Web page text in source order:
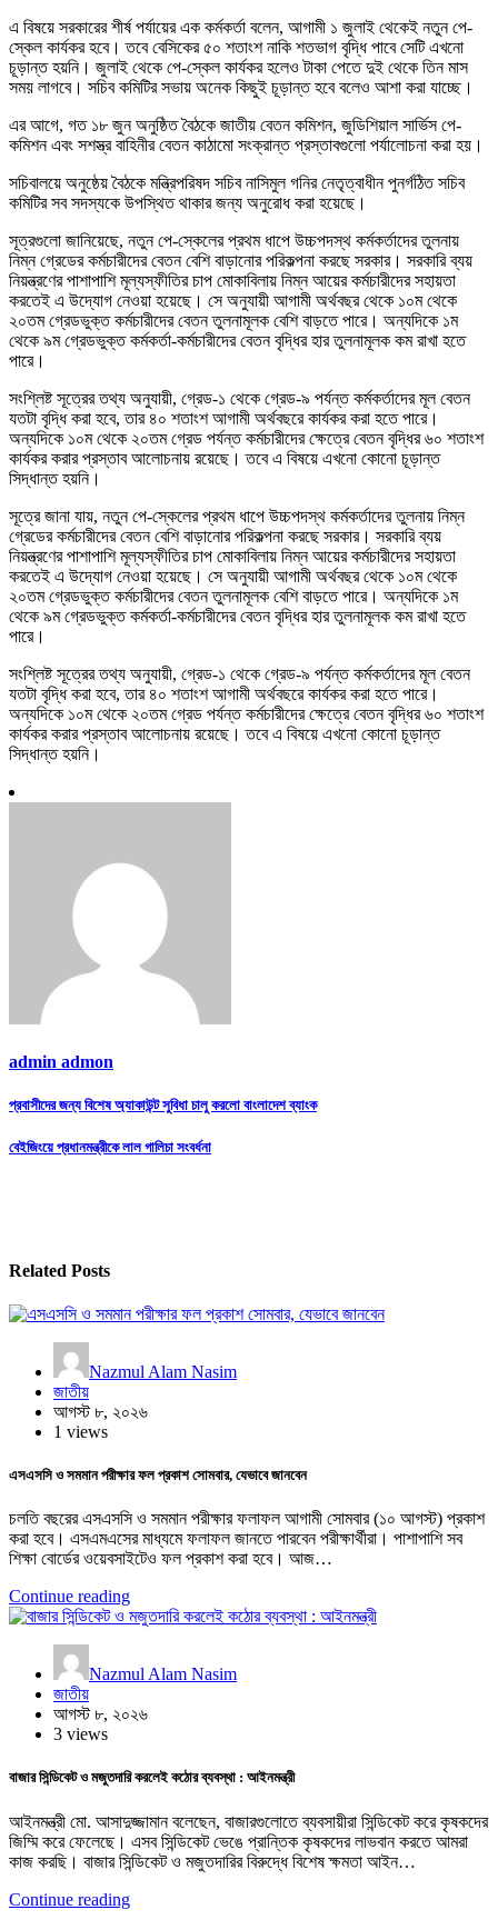
এ বিষয়ে সরকারের শীর্ষ পর্যায়ের এক কর্মকর্তা বলেন, আগামী ১ জুলাই থেকেই নতুন পে-
স্কেল কার্যকর হবে। তবে বেসিকের ৫০ শতাংশ নাকি শতভাগ বৃদ্ধি পাবে সেটি এখনো
চূড়ান্ত হয়নি। জুলাই থেকে পে-স্কেল কার্যকর হলেও টাকা পেতে দুই থেকে তিন মাস
সময় লাগবে। সচিব কমিটির সভায় অনেক কিছুই চূড়ান্ত হবে বলেও আশা করা যাচ্ছে।
এর আগে, গত ১৮ জুন অনুষ্ঠিত বৈঠকে জাতীয় বেতন কমিশন, জুডিশিয়াল সার্ভিস পে-
কমিশন এবং সশস্ত্র বাহিনীর বেতন কাঠামো সংক্রান্ত প্রস্তাবগুলো পর্যালোচনা করা হয়।
সচিবালয়ে অনুষ্ঠেয় বৈঠকে মন্ত্রিপরিষদ সচিব নাসিমুল গনির নেতৃত্বাধীন পুনর্গঠিত সচিব
কমিটির সব সদস্যকে উপস্থিত থাকার জন্য অনুরোধ করা হয়েছে।
সূত্রগুলো জানিয়েছে, নতুন পে-স্কেলের প্রথম ধাপে উচ্চপদস্থ কর্মকর্তাদের তুলনায়
নিম্ন গ্রেডের কর্মচারীদের বেতন বেশি বাড়ানোর পরিকল্পনা করছে সরকার। সরকারি ব্যয়
নিয়ন্ত্রণের পাশাপাশি মূল্যস্ফীতির চাপ মোকাবিলায় নিম্ন আয়ের কর্মচারীদের সহায়তা
করতেই এ উদ্যোগ নেওয়া হয়েছে। সে অনুযায়ী আগামী অর্থবছর থেকে ১০ম থেকে
২০তম গ্রেডভুক্ত কর্মচারীদের বেতন তুলনামূলক বেশি বাড়তে পারে। অন্যদিকে ১ম
থেকে ৯ম গ্রেডভুক্ত কর্মকর্তা-কর্মচারীদের বেতন বৃদ্ধির হার তুলনামূলক কম রাখা হতে
পারে।
সংশ্লিষ্ট সূত্রের তথ্য অনুযায়ী, গ্রেড-১ থেকে গ্রেড-৯ পর্যন্ত কর্মকর্তাদের মূল বেতন
যতটা বৃদ্ধি করা হবে, তার ৪০ শতাংশ আগামী অর্থবছরে কার্যকর করা হতে পারে।
অন্যদিকে ১০ম থেকে ২০তম গ্রেড পর্যন্ত কর্মচারীদের ক্ষেত্রে বেতন বৃদ্ধির ৬০ শতাংশ
কার্যকর করার প্রস্তাব আলোচনায় রয়েছে। তবে এ বিষয়ে এখনো কোনো চূড়ান্ত
সিদ্ধান্ত হয়নি।
সূত্রে জানা যায়, নতুন পে-স্কেলের প্রথম ধাপে উচ্চপদস্থ কর্মকর্তাদের তুলনায় নিম্ন
গ্রেডের কর্মচারীদের বেতন বেশি বাড়ানোর পরিকল্পনা করছে সরকার। সরকারি ব্যয়
নিয়ন্ত্রণের পাশাপাশি মূল্যস্ফীতির চাপ মোকাবিলায় নিম্ন আয়ের কর্মচারীদের সহায়তা
করতেই এ উদ্যোগ নেওয়া হয়েছে। সে অনুযায়ী আগামী অর্থবছর থেকে ১০ম থেকে
২০তম গ্রেডভুক্ত কর্মচারীদের বেতন তুলনামূলক বেশি বাড়তে পারে। অন্যদিকে ১ম
থেকে ৯ম গ্রেডভুক্ত কর্মকর্তা-কর্মচারীদের বেতন বৃদ্ধির হার তুলনামূলক কম রাখা হতে
পারে।
সংশ্লিষ্ট সূত্রের তথ্য অনুযায়ী, গ্রেড-১ থেকে গ্রেড-৯ পর্যন্ত কর্মকর্তাদের মূল বেতন
যতটা বৃদ্ধি করা হবে, তার ৪০ শতাংশ আগামী অর্থবছরে কার্যকর করা হতে পারে।
অন্যদিকে ১০ম থেকে ২০তম গ্রেড পর্যন্ত কর্মচারীদের ক্ষেত্রে বেতন বৃদ্ধির ৬০ শতাংশ
কার্যকর করার প্রস্তাব আলোচনায় রয়েছে। তবে এ বিষয়ে এখনো কোনো চূড়ান্ত
সিদ্ধান্ত হয়নি।
admin admon
Post
navigation
প্রবাসীদের জন্য বিশেষ অ্যাকাউন্ট সুবিধা চালু করলো বাংলাদেশ ব্যাংক
বেইজিংয়ে প্রধানমন্ত্রীকে লাল গালিচা সংবর্ধনা
Related Posts
Nazmul Alam Nasim
জাতীয়
আগস্ট ৮, ২০২৬
1 views
এসএসসি ও সমমান পরীক্ষার ফল প্রকাশ সোমবার, যেভাবে জানবেন
চলতি বছরের এসএসসি ও সমমান পরীক্ষার ফলাফল আগামী সোমবার (১০ আগস্ট) প্রকাশ
করা হবে। এসএমএসের মাধ্যমে ফলাফল জানতে পারবেন পরীক্ষার্থীরা। পাশাপাশি সব
শিক্ষা বোর্ডের ওয়েবসাইটেও ফল প্রকাশ করা হবে। আজ…
Continue reading
Nazmul Alam Nasim
জাতীয়
আগস্ট ৮, ২০২৬
3 views
বাজার সিন্ডিকেট ও মজুতদারি করলেই কঠোর ব্যবস্থা : আইনমন্ত্রী
আইনমন্ত্রী মো. আসাদুজ্জামান বলেছেন, বাজারগুলোতে ব্যবসায়ীরা সিন্ডিকেট করে কৃষকদের
জিম্মি করে ফেলেছে। এসব সিন্ডিকেট ভেঙে প্রান্তিক কৃষকদের লাভবান করতে আমরা
কাজ করছি। বাজার সিন্ডিকেট ও মজুতদারির বিরুদ্ধে বিশেষ ক্ষমতা আইন…
Continue reading